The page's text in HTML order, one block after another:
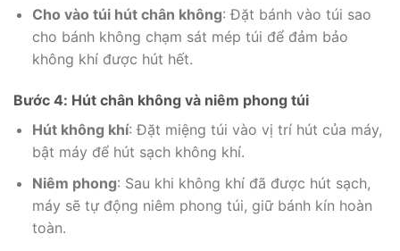
Cho vào túi hút chân không: Đặt bánh vào túi sao
cho bánh không chạm sát mép túi để đảm bảo
không khí được hút hết.
Bước 4: Hút chân không và niêm phong túi
Hút không khí: Đặt miệng túi vào vị trí hút của máy,
bật máy để hút sạch không khí.
Niêm phong: Sau khi không khí đã được hút sạch,
máy sẽ tự động niêm phong túi, giữ bánh kín hoàn
toàn.